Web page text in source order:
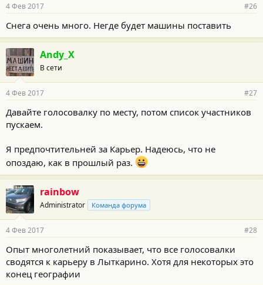
4 Фев 2017 #26
Снега очень много. Негде будет машины поставить
Andy_X
В сети
4 Фев 2017 #27
Давайте голосовалку по месту, потом список участников
пускаем.
Я предпочтительней за Карьер. Надеюсь, что не
опоздаю, как в прошлый раз.
rainbow
Administrator Команда форума
4 Фев 2017 #28
Опыт многолетний показывает, что все голосовалки
сводятся к карьеру в Лыткарино. Хотя для некоторых это
конец географии